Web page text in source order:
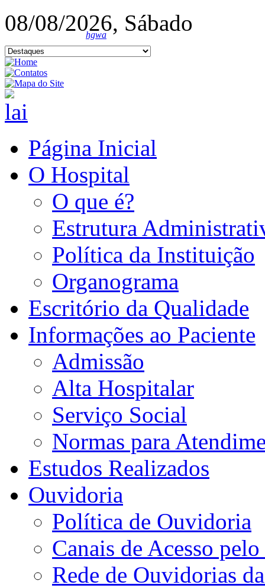
08/08/2026, Sábado
hgwa
Página Inicial
O Hospital
O que é?
Estrutura
Política da Instituição
Organograma
Escritório da Qualidade
Informações ao Paciente
Admissão
Alta Hospitalar
Serviço Social
Normas para
Estudos Realizados
Ouvidoria
Política de Ouvidoria
Canais de Acesso
Rede de Ouvidorias